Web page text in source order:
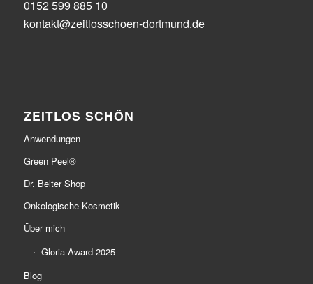
0152 599 885 10
kontakt@zeitlosschoen-dortmund.de
ZEITLOS SCHÖN
Anwendungen
Green Peel®
Dr. Belter Shop
Onkologische Kosmetik
Über mich
Gloria Award 2025
Blog